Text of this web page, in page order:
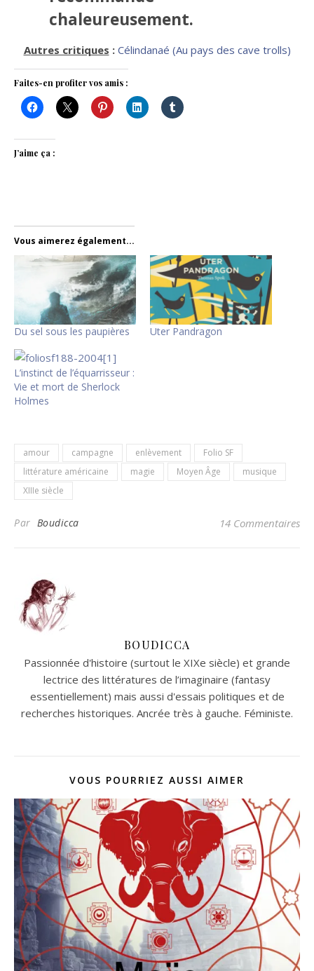
chaleureusement.
Autres critiques : Célindanaé (Au pays des cave trolls)
Faites-en profiter vos amis :
J’aime ça :
Vous aimerez également...
Du sel sous les paupières Uter Pandragon
L’instinct de l’équarrisseur :
Vie et mort de Sherlock
Holmes
amour campagne enlèvement
Folio SF
littérature américaine
magie Moyen Âge
musique
XIIIe siècle
Par Boudicca 14 Commentaires
BOUDICCA
Passionnée d'histoire (surtout le XIXe siècle) et grande
lectrice des littératures de l’imaginaire (fantasy
essentiellement) mais aussi d'essais politiques et de
recherches historiques. Ancrée très à gauche. Féministe.
VOUS POURRIEZ AUSSI AIMER